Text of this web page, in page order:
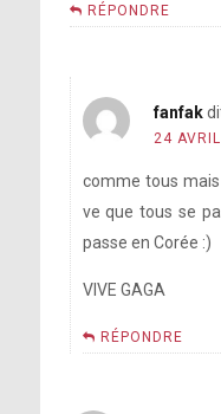
RÉPONDRE
fanfak
24
comme tous
ve que tous se
passe en Corée :)
VIVE GAGA
RÉPONDRE